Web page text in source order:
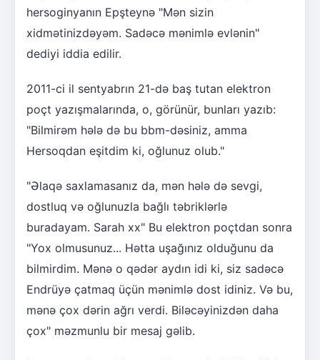
hersoginyanın Epşteynə "Mən sizin
xidmətinizdəyəm. Sadəcə mənimlə evlənin"
dediyi iddia edilir.
2011-ci il sentyabrın 21-də baş tutan elektron
poçt yazışmalarında, o, görünür, bunları yazıb:
"Bilmirəm hələ də bu bbm-dəsiniz, amma
Hersoqdan eşitdim ki, oğlunuz olub."
"Əlaqə saxlamasanız da, mən hələ də sevgi,
dostluq və oğlunuzla bağlı təbriklərlə
buradayam. Sarah xx" Bu elektron poçtdan sonra
"Yox olmusunuz... Hətta uşağınız olduğunu da
bilmirdim. Mənə o qədər aydın idi ki, siz sadəcə
Endrüyə çatmaq üçün mənimlə dost idiniz. Və bu,
mənə çox dərin ağrı verdi. Biləcəyinizdən daha
çox" məzmunlu bir mesaj gəlib.